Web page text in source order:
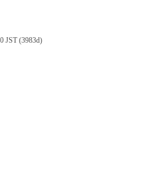
JST (3983d)